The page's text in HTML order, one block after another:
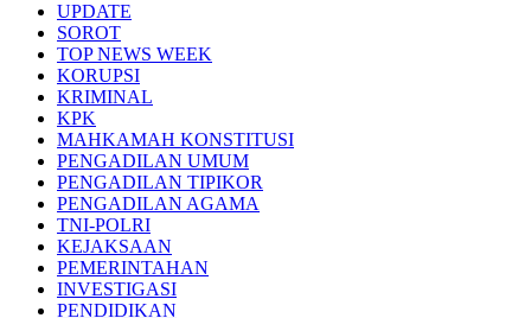
UPDATE
SOROT
TOP NEWS WEEK
KORUPSI
KRIMINAL
KPK
MAHKAMAH KONSTITUSI
PENGADILAN UMUM
PENGADILAN TIPIKOR
PENGADILAN AGAMA
TNI-POLRI
KEJAKSAAN
PEMERINTAHAN
INVESTIGASI
PENDIDIKAN